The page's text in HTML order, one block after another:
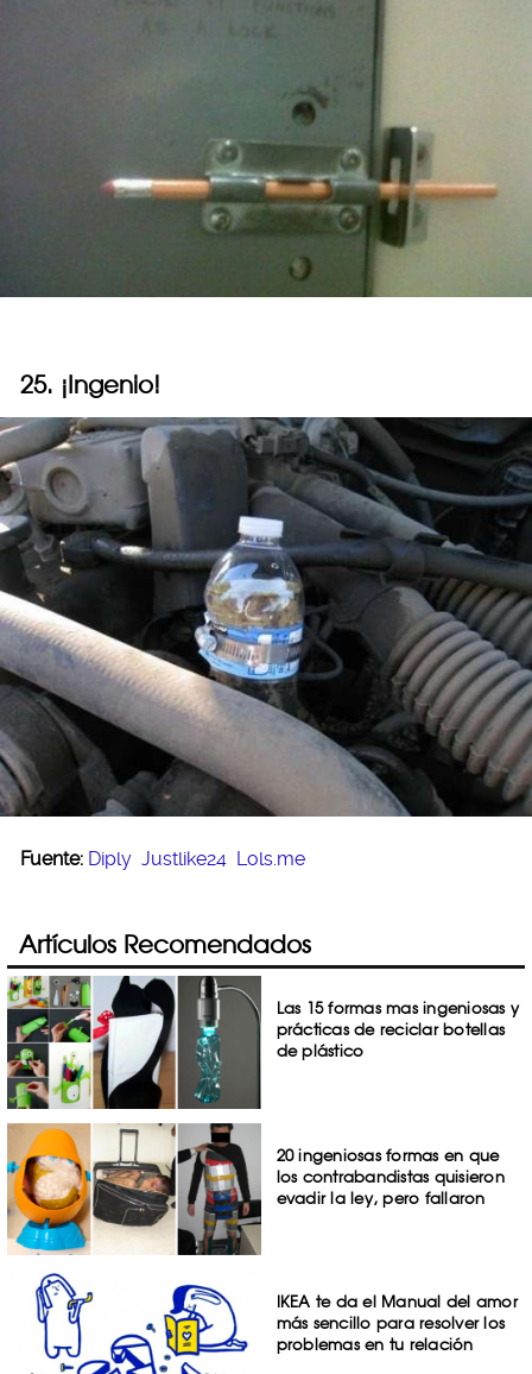
25. ¡Ingenio!
Fuente: Diply Justlike24 Lols.me
Artículos Recomendados
Las 15 formas mas ingeniosas y
prácticas de reciclar botellas
de plástico
20 ingeniosas formas en que
los contrabandistas quisieron
evadir la ley, pero fallaron
IKEA te da el Manual del amor
más sencillo para resolver los
problemas en tu relación